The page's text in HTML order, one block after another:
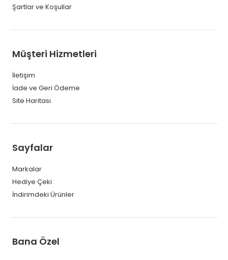
Şartlar ve Koşullar
Müşteri Hizmetleri
İletişim
İade ve Geri Ödeme
Site Haritası
Sayfalar
Markalar
Hediye Çeki
İndirimdeki Ürünler
Bana Özel